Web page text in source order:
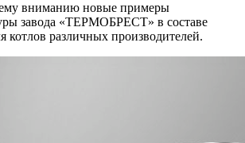
вниманию новые примеры
завода «ТЕРМОБРЕСТ» в составе
котлов различных производителей.